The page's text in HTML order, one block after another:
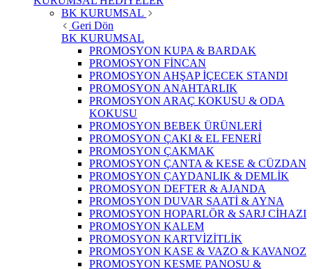
BK KURUMSAL
Geri Dön
BK KURUMSAL
PROMOSYON KUPA & BARDAK
PROMOSYON FİNCAN
PROMOSYON AHŞAP İÇECEK STANDI
PROMOSYON ANAHTARLIK
PROMOSYON ARAÇ KOKUSU & ODA
KOKUSU
PROMOSYON BEBEK ÜRÜNLERİ
PROMOSYON ÇAKI & EL FENERİ
PROMOSYON ÇAKMAK
PROMOSYON ÇANTA & KESE & CÜZDAN
PROMOSYON ÇAYDANLIK & DEMLİK
PROMOSYON DEFTER & AJANDA
PROMOSYON DUVAR SAATİ & AYNA
PROMOSYON HOPARLÖR & SARJ CİHAZI
PROMOSYON KALEM
PROMOSYON KARTVİZİTLİK
PROMOSYON KASE & VAZO & KAVANOZ
PROMOSYON KESME PANOSU &